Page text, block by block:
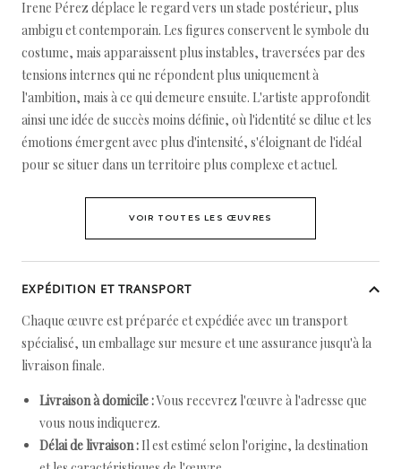
Irene Pérez déplace le regard vers un stade postérieur, plus
ambigu et contemporain. Les figures conservent le symbole du
costume, mais apparaissent plus instables, traversées par des
tensions internes qui ne répondent plus uniquement à
l'ambition, mais à ce qui demeure ensuite. L'artiste approfondit
ainsi une idée de succès moins définie, où l'identité se dilue et les
émotions émergent avec plus d'intensité, s'éloignant de l'idéal
pour se situer dans un territoire plus complexe et actuel.
VOIR TOUTES LES ŒUVRES
EXPÉDITION ET TRANSPORT
Chaque œuvre est préparée et expédiée avec un transport
spécialisé, un emballage sur mesure et une assurance jusqu'à la
livraison finale.
Livraison à domicile :Vous recevrez l'œuvre à l'adresse que
vous nous indiquerez.
Délai de livraison : Il est estimé selon l'origine, la destination